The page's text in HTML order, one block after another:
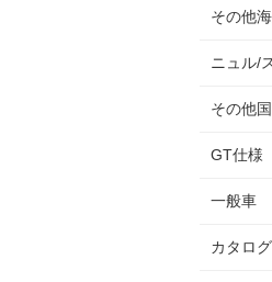
その他
ニュル/
その他
GT仕様
一般車
カタロ